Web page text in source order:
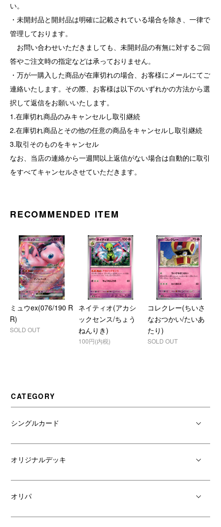
い。
・未開封品と開封品は明確に記載されている場合を除き、一律で
管理しております。
お問い合わせいただきましても、未開封品の有無に対するご回
答やご注文時の指定などは承っておりません。
・万が一購入した商品が在庫切れの場合、お客様にメールにてご
連絡いたします。その際、お客様は以下のいずれかの方法から選
択して返信をお願いいたします。
1.在庫切れ商品のみキャンセルし取引継続
2.在庫切れ商品とその他の任意の商品をキャンセルし取引継続
3.取引そのものをキャンセル
なお、当店の連絡から一週間以上返信がない場合は自動的に取引
をすべてキャンセルさせていただきます。
RECOMMENDED ITEM
ミュウex(076/190 R
R)
SOLD OUT
ネイティオ(アカシ
ックセンス/ちょう
ねんりき)
100円(内税)
コレクレー(ちいさ
なおつかい/たいあ
たり)
SOLD OUT
CATEGORY
シングルカード
オリジナルデッキ
オリパ